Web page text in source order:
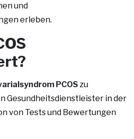
und
erleben.
PCOS zu
Gesundheitsdienstleister in der
von Tests und Bewertungen